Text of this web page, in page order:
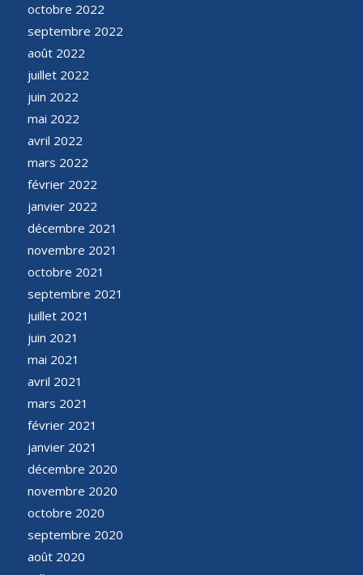
octobre 2022
septembre 2022
août 2022
juillet 2022
juin 2022
mai 2022
avril 2022
mars 2022
février 2022
janvier 2022
décembre 2021
novembre 2021
octobre 2021
septembre 2021
juillet 2021
juin 2021
mai 2021
avril 2021
mars 2021
février 2021
janvier 2021
décembre 2020
novembre 2020
octobre 2020
septembre 2020
août 2020